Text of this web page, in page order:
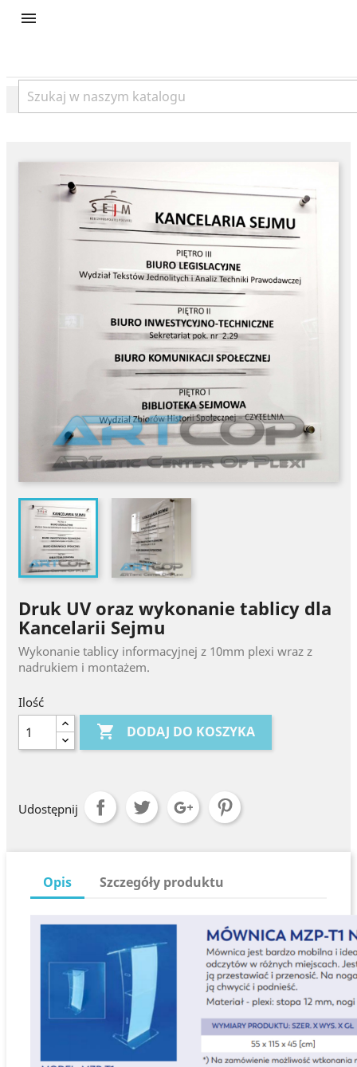
product

Druk UV oraz wykonanie tablicy dla
Kancelarii Sejmu
Wykonanie tablicy informacyjnej z 10mm plexi wraz z
nadrukiem i montażem.
Ilość
 DODAJ DO KOSZYKA
Udostępnij
Opis Szczegóły produktu